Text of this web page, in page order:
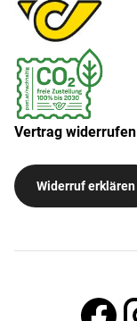
Vertrag widerrufen
Widerruf erklären